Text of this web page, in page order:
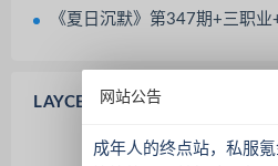
《夏日沉默》第347期+三职
LAYCENTER登录/注册
网站公告
成年人的终点站，私服氪